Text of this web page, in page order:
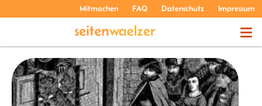
Mitmachen FAQ Datenschutz Impressum
THEMEN
PODCASTS